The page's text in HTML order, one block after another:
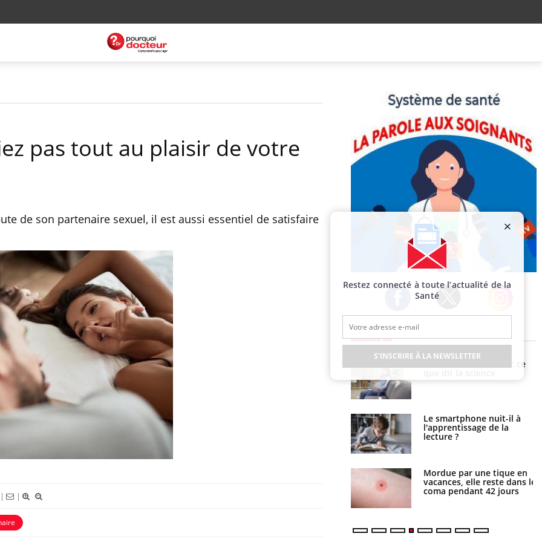
pas tout au plaisir de votre
de son partenaire sexuel, il est aussi essentiel de satisfaire
| |
Facebook Twitter Instagram
EN DIRECT
La sieste empêche-t-elle de
VIH : la fin du comprimé
tous les jours se profile-t-
Grossesse et chaleur : ce
Le smartphone nuit-il à
l'apprentissage de la
lecture ?
Mordue par une tique en
vacances, elle reste dans le
coma pendant 42 jours
Restez connecté à toute l’actualité de la
Santé
S'INSCRIRE À LA NEWSLETTER